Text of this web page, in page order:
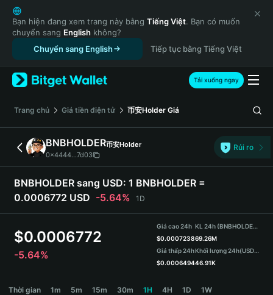
English
日本語
Tiếng Việt
Русский
Español (Latinoamérica)
Türkçe
Français
Deutsch
简体中文
繁體中文
Português (Portugal)
Bahasa Indonesia
ภาษาไทย
हिन्दी
Español
Português (Brasil)
Bạn hiện đang xem trang này bằng Tiếng Việt. Bạn có muốn
chuyển sang English không?
Chuyển sang English
Tiếp tục bằng Tiếng Việt
Tải xuống ngay
‌Trang chủ Giá tiền điện tử 币安Holder Giá
BNBHOLDER币安Holder
0x4444...7d03
Rủi ro
BNBHOLDER sang USD: 1 BNBHOLDER =
0.0006772 USD -5.64% 1D
$0.0006772
-5.64%
Giá cao 24h
$0.0007238
Giá thấp 24h
$0.0006494
KL 24h (BNBHOLDER)
69.26M
Khối lượng 24h(USDT)
46.91K
Thời gian 1m 5m 15m 30m 1H 4H 1D 1W